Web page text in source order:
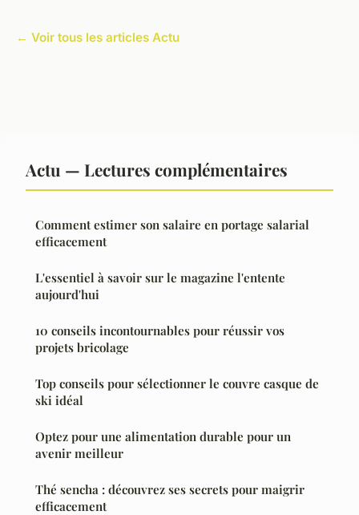
← Voir tous les articles Actu
Actu — Lectures complémentaires
Comment estimer son salaire en portage salarial
efficacement
L'essentiel à savoir sur le magazine l'entente
aujourd'hui
10 conseils incontournables pour réussir vos
projets bricolage
Top conseils pour sélectionner le couvre casque de
ski idéal
Optez pour une alimentation durable pour un
avenir meilleur
Thé sencha : découvrez ses secrets pour maigrir
efficacement